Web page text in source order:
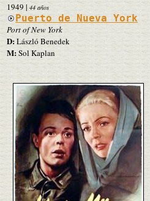
1949 | 44 años
Puerto de Nueva York
Port of New York
D:László Benedek
M:Sol Kaplan